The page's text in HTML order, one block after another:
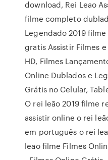
download, Rei Leao
filme completo
Legendado 2019
gratis Assistir Filmes
HD, Filmes
Online Dublados e
Grátis no Celular,
O rei leão 2019 filme
assistir online o rei
em português o rei
leao filme Filmes